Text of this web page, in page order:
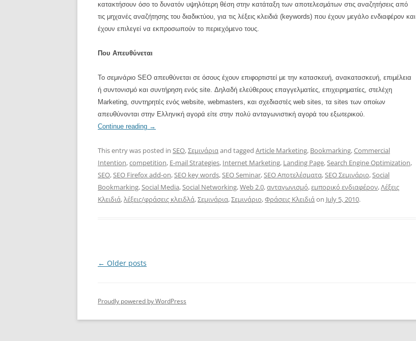
κατακτήσουν όσο το δυνατόν υψηλότερη θέση στην κατάταξη των αποτελεσμάτων στις αναζητήσεις από
τις μηχανές αναζήτησης του διαδικτύου, για τις λέξεις κλειδιά (keywords) που έχουν μεγάλο ενδιαφέρον και
έχουν επιλεγεί να εκπροσωπούν το περιεχόμενο τους.
Που Απευθύνεται
Το σεμινάριο SEO απευθύνεται σε όσους έχουν επιφορτιστεί με την κατασκευή, ανακατασκευή, επιμέλεια
ή συντονισμό και συντήρηση ενός site. Δηλαδή ελεύθερους επαγγελματίες, επιχειρηματίες, στελέχη
Marketing, συντηρητές ενός website, webmasters, και σχεδιαστές web sites, τα sites των οποίων
απευθύνονται στην Ελληνική αγορά είτε στην πολύ ανταγωνιστική αγορά του εξωτερικού.
Continue reading →
This entry was posted in SEO,Σεμινάριαand tagged Article Marketing, Bookmarking,Commercial
Intention,competition, E-mail Strategies, Internet Marketing, Landing Page,Search Engine Optimization,
SEO,SEO Firefox add-on,SEO key words,SEO Seminar,SEO Αποτελέσματα,SEO Σεμινάριο,Social
Bookmarking,Social Media,Social Networking,Web 2.0,ανταγωνισμό,εμπορικό ενδιαφέρον,Λέξεις
Κλειδιά,λέξεις/φράσεις κλειδλά,Σεμινάρια,Σεμινάριο,Φράσεις Κλειδιάon July 5, 2010.
Post
← Older posts
Proudly powered by WordPress